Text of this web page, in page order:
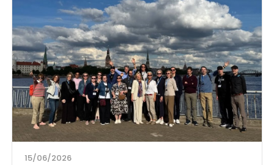
15/06/2026